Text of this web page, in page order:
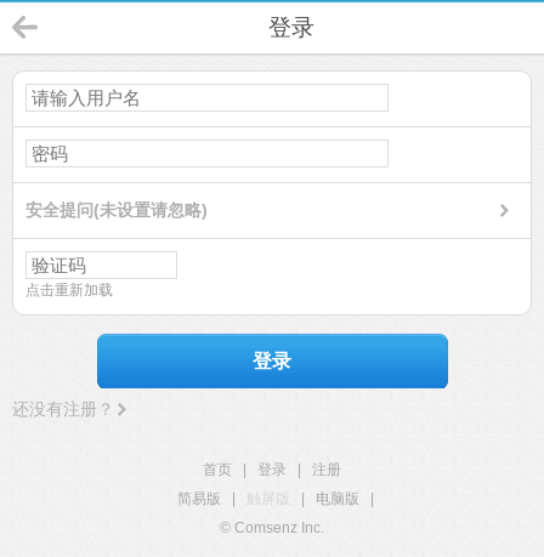
登录
安全提问(未设置请忽略)
点击重新加载
登录
还没有注册？
首页 登录
注册
简易版
触屏版 电脑版
© Comsenz Inc.